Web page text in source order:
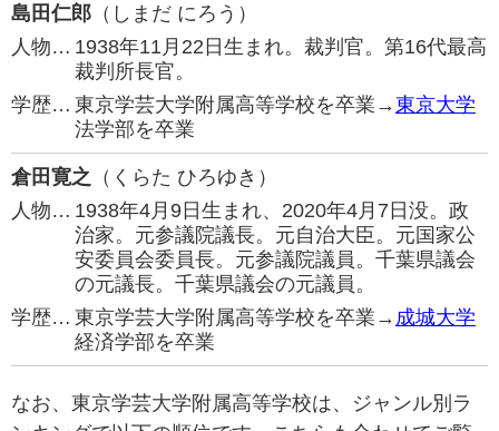
島田仁郎 （しまだ にろう）
人物… 1938年11月22日生まれ。裁判官。第16代最高
裁判所長官。
学歴… 東京学芸大学附属高等学校を卒業→東京大学
法学部を卒業
倉田寛之 （くらた ひろゆき）
人物… 1938年4月9日生まれ、2020年4月7日没。政
治家。元参議院議長。元自治大臣。元国家公
安委員会委員長。元参議院議員。千葉県議会
の元議長。千葉県議会の元議員。
学歴… 東京学芸大学附属高等学校を卒業→ 成城大学
経済学部を卒業
なお、東京学芸大学附属高等学校は、ジャンル別ラ